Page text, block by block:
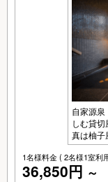
自家源
しむ貸
真は柚子
1名様料金( 2名様1室利
36,850円 ～